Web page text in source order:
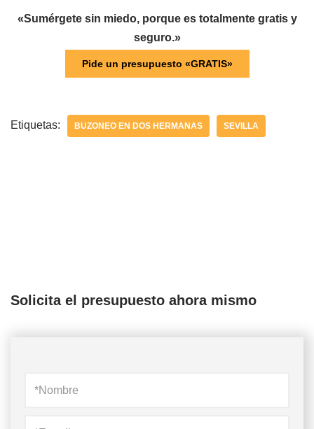
«Sumérgete sin miedo, porque es totalmente gratis y
seguro.»
Pide un presupuesto «GRATIS»
Etiquetas: BUZONEO EN DOS HERMANAS SEVILLA
Solicita el presupuesto ahora mismo